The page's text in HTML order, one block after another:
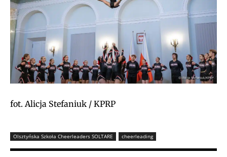
fot. Alicja Stefaniuk / KPRP
Olsztyńska Szkoła Cheerleaders SOLTARE cheerleading